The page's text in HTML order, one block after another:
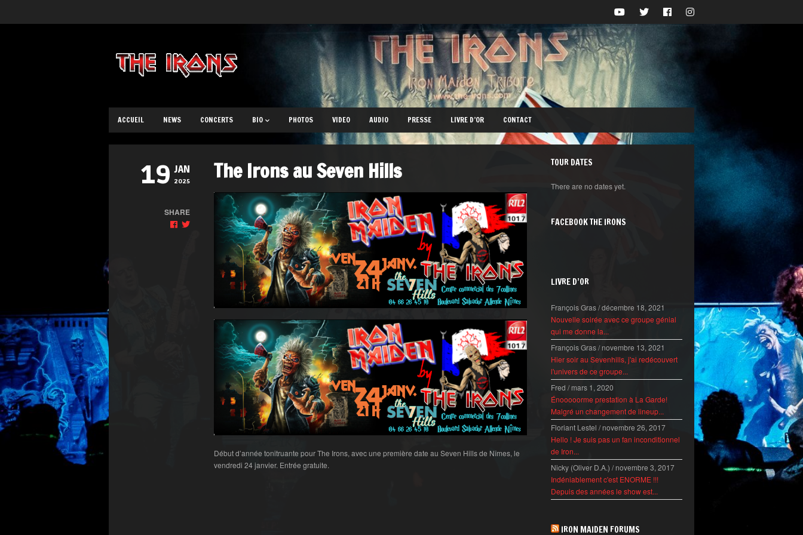
ACCUEIL NEWS CONCERTS BIO PHOTOS VIDEO AUDIO PRESSE LIVRE D’OR CONTACT
19 JAN
2025
SHARE
The Irons au Seven Hills
Début d’année tonitruante pour The Irons, avec une première date au Seven Hills de Nîmes, le
vendredi 24 janvier. Entrée gratuite.
TOUR DATES
There are no dates yet.
FACEBOOK THE IRONS
LIVRE D’OR
François Gras/décembre 18, 2021
Nouvelle soirée avec ce groupe génial
qui me donne la...
François Gras/novembre 13, 2021
Hier soir au Sevenhills, j'ai redécouvert
l'univers de ce groupe...
Fred /mars 1, 2020
Énooooorme prestation à La Garde!
Malgré un changement de lineup...
Floriant Lestel /novembre 26, 2017
Hello ! Je suis pas un fan inconditionnel
de Iron...
Nicky (Oliver D.A.) /novembre 3, 2017
Indéniablement c'est ENORME !!!
Depuis des années le show est...
IRON MAIDEN FORUMS